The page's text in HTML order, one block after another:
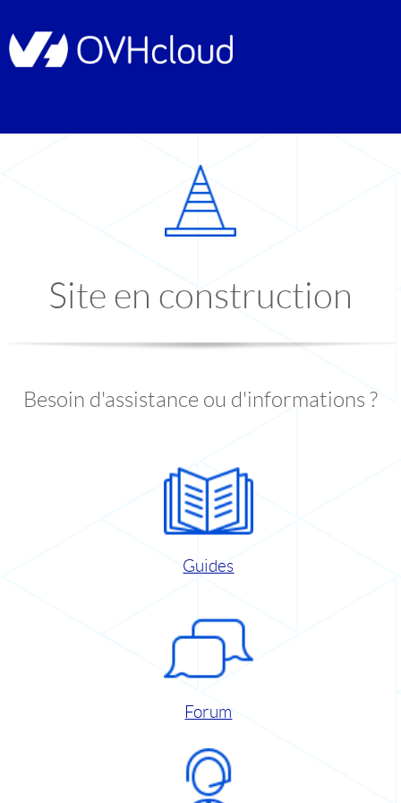
Site en construction
Besoin d'assistance ou d'informations ?
Guides
Forum